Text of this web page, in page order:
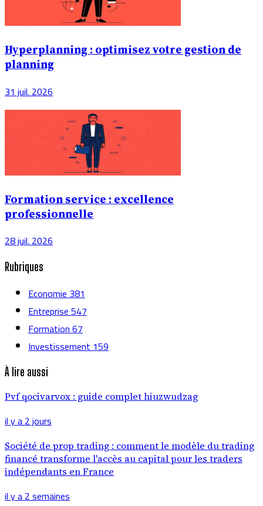
Hyperplanning : optimisez votre gestion de
planning
31 juil. 2026
Formation service : excellence
professionnelle
28 juil. 2026
Rubriques
Economie381
Entreprise547
Formation67
Investissement159
À lire aussi
Pvf qocivarvox : guide complet hiuzwudzag
il y a 2 jours
Société de prop trading : comment le modèle du trading
financé transforme l'accès au capital pour les traders
indépendants en France
il y a 2 semaines